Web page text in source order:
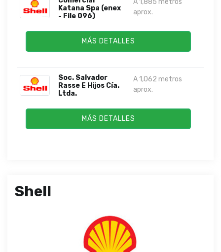
Katana Spa (enex
- File 096)
A 1,885 metros
aprox.
MÁS DETALLES
Soc. Salvador
Rasse E Hijos Cía.
Ltda.
A 1,062 metros
aprox.
MÁS DETALLES
Shell